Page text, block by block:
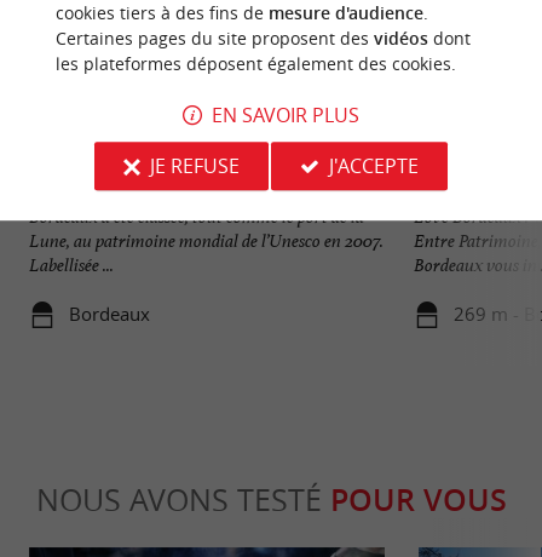
Bordeaux
Bordeaux a été classée, tout comme le port de la
Lune, au patrimoine mondial de l’Unesco en 2007.
Labellisée ...
Bordeaux
Love Bordeaux
Love Bordeaux :
Entre
Bordeaux vous
269 m -
NOUS AVONS TESTÉ POUR VOUS
cookies tiers à des fins de mesure d'audience.
Certaines pages du site proposent des vidéosdont
les plateformes déposent également des cookies.
EN SAVOIR PLUS
JE REFUSE
J'ACCEPTE